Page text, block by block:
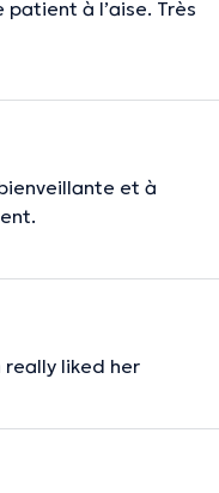
à l’aise. Très
et à
really liked her